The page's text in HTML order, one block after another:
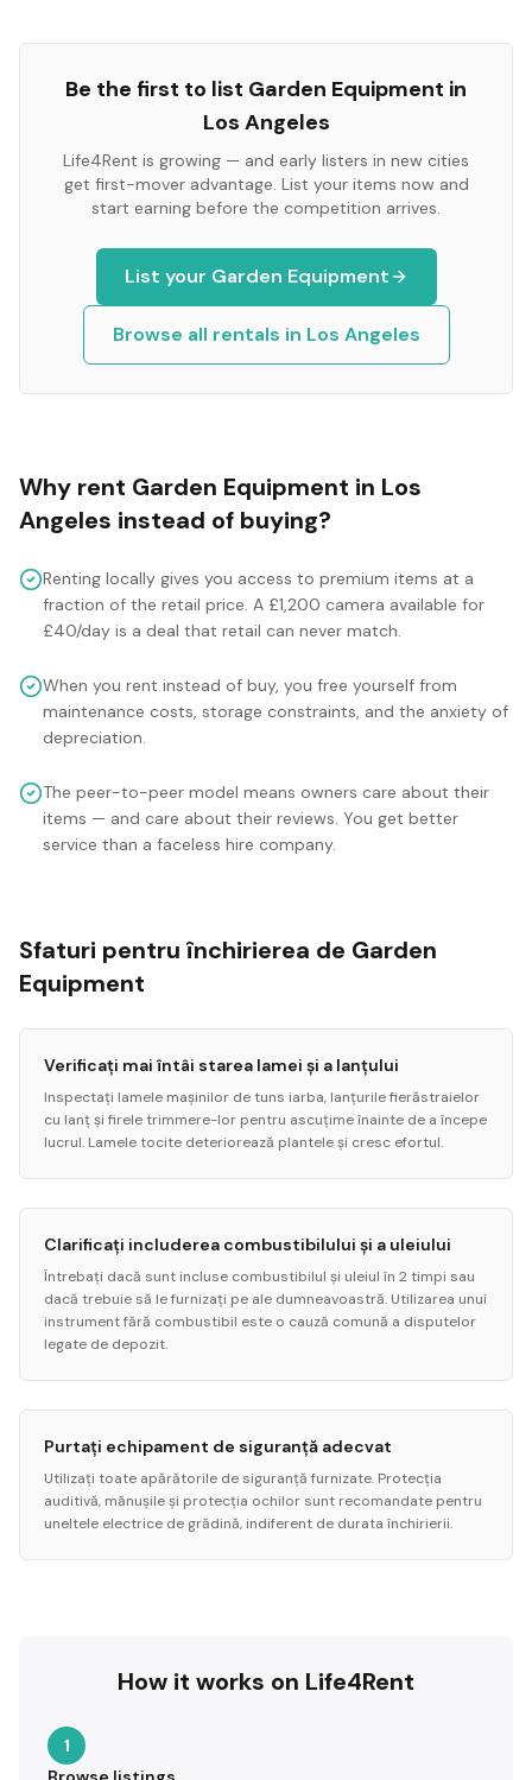
Be the first to list Garden Equipment in
Los Angeles
Life4Rent is growing — and early listers in new cities
get first-mover advantage. List your items now and
start earning before the competition arrives.
List your Garden Equipment
Browse all rentals in Los Angeles
Why rent Garden Equipment in Los
Angeles instead of buying?
Renting locally gives you access to premium items at a
fraction of the retail price. A £1,200 camera available for
£40/day is a deal that retail can never match.
When you rent instead of buy, you free yourself from
maintenance costs, storage constraints, and the anxiety of
depreciation.
The peer-to-peer model means owners care about their
items — and care about their reviews. You get better
service than a faceless hire company.
Sfaturi pentru închirierea de Garden
Equipment
Verificați mai întâi starea lamei și a lanțului
Inspectați lamele mașinilor de tuns iarba, lanțurile fierăstraielor
cu lanț și firele trimmere-lor pentru ascuțime înainte de a începe
lucrul. Lamele tocite deteriorează plantele și cresc efortul.
Clarificați includerea combustibilului și a uleiului
Întrebați dacă sunt incluse combustibilul și uleiul în 2 timpi sau
dacă trebuie să le furnizați pe ale dumneavoastră. Utilizarea unui
instrument fără combustibil este o cauză comună a disputelor
legate de depozit.
Purtați echipament de siguranță adecvat
Utilizați toate apărătorile de siguranță furnizate. Protecția
auditivă, mănușile și protecția ochilor sunt recomandate pentru
uneltele electrice de grădină, indiferent de durata închirierii.
How it works on Life4Rent
1